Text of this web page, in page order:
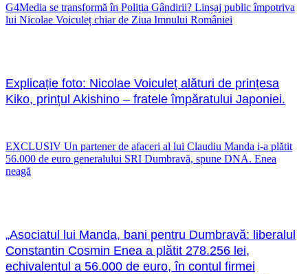
G4Media se transformă în Poliția Gândirii? Linșaj public împotriva
lui Nicolae Voiculeț chiar de Ziua Imnului României
Explicație foto: Nicolae Voiculeț alături de prințesa
Kiko, prințul Akishino – fratele împăratului Japoniei.
EXCLUSIV Un partener de afaceri al lui Claudiu Manda i-a plătit
56.000 de euro generalului SRI Dumbravă, spune DNA. Enea
neagă
„Asociatul lui Manda, bani pentru Dumbravă: liberalul
Constantin Cosmin Enea a plătit 278.256 lei,
echivalentul a 56.000 de euro, în contul firmei